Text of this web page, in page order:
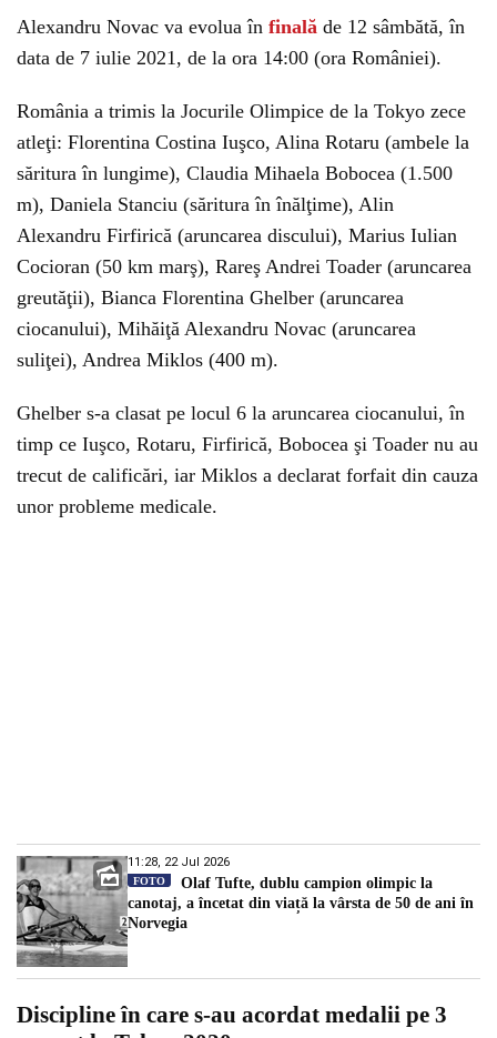
Alexandru Novac va evolua în finală de 12 sâmbătă, în
data de 7 iulie 2021, de la ora 14:00 (ora României).
România a trimis la Jocurile Olimpice de la Tokyo zece
atleţi: Florentina Costina Iuşco, Alina Rotaru (ambele la
săritura în lungime), Claudia Mihaela Bobocea (1.500
m), Daniela Stanciu (săritura în înălţime), Alin
Alexandru Firfirică (aruncarea discului), Marius Iulian
Cocioran (50 km marş), Rareş Andrei Toader (aruncarea
greutăţii), Bianca Florentina Ghelber (aruncarea
ciocanului), Mihăiţă Alexandru Novac (aruncarea
suliţei), Andrea Miklos (400 m).
Ghelber s-a clasat pe locul 6 la aruncarea ciocanului, în
timp ce Iuşco, Rotaru, Firfirică, Bobocea şi Toader nu au
trecut de calificări, iar Miklos a declarat forfait din cauza
unor probleme medicale.
11:28, 22 Jul 2026
FOTO
Olaf Tufte, dublu campion olimpic la
canotaj, a încetat din viață la vârsta de 50 de ani în
Norvegia
Discipline în care s-au acordat medalii pe 3